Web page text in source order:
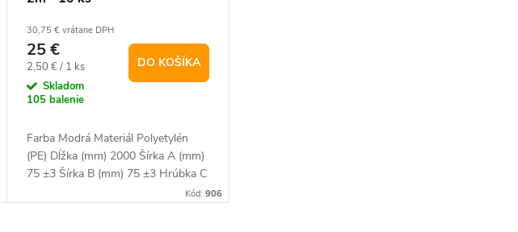
30,75 € vrátane DPH
25 €
Jednotková
cena:
2,50 € / 1 ks
Skladom
105 balenie
DO KOŠÍKA
Farba Modrá Materiál Polyetylén
(PE) Dĺžka (mm) 2000 Šírka A (mm)
75 ±3 Šírka B (mm) 75 ±3 Hrúbka C
(mm) 10 ±1 Hmotnosť 0.1 kg/ks.Kód: 906